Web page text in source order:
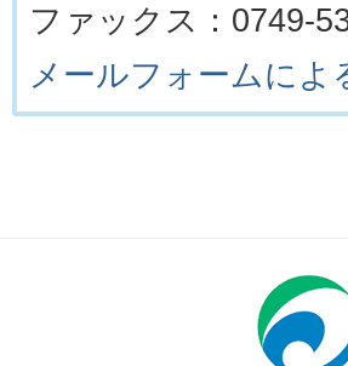
ファックス：0749-
メールフォームによ